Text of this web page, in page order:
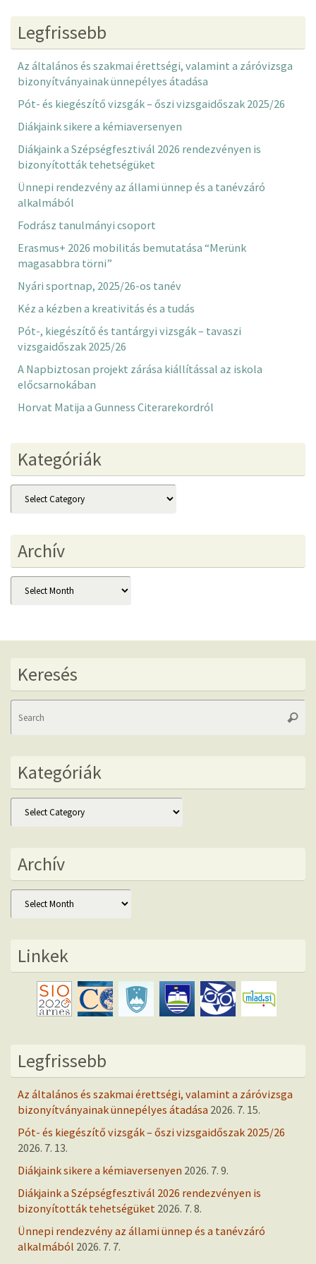
Legfrissebb
Az általános és szakmai érettségi, valamint a záróvizsga
bizonyítványainak ünnepélyes átadása
Pót- és kiegészítő vizsgák – őszi vizsgaidőszak 2025/26
Diákjaink sikere a kémiaversenyen
Diákjaink a Szépségfesztivál 2026 rendezvényen is
bizonyították tehetségüket
Ünnepi rendezvény az állami ünnep és a tanévzáró
alkalmából
Fodrász tanulmányi csoport
Erasmus+ 2026 mobilitás bemutatása “Merünk
magasabbra törni”
Nyári sportnap, 2025/26-os tanév
Kéz a kézben a kreativitás és a tudás
Pót-, kiegészítő és tantárgyi vizsgák – tavaszi
vizsgaidőszak 2025/26
A Napbiztosan projekt zárása kiállítással az iskola
előcsarnokában
Horvat Matija a Gunness Citerarekordról
Kategóriák
Kategóriák
Archív
Archív
Keresés
Kategóriák
Kategóriák
Archív
Archív
Linkek
Legfrissebb
Az általános és szakmai érettségi, valamint a záróvizsga
bizonyítványainak ünnepélyes átadása 2026. 7. 15.
Pót- és kiegészítő vizsgák – őszi vizsgaidőszak 2025/26
2026. 7. 13.
Diákjaink sikere a kémiaversenyen 2026. 7. 9.
Diákjaink a Szépségfesztivál 2026 rendezvényen is
bizonyították tehetségüket 2026. 7. 8.
Ünnepi rendezvény az állami ünnep és a tanévzáró
alkalmából 2026. 7. 7.